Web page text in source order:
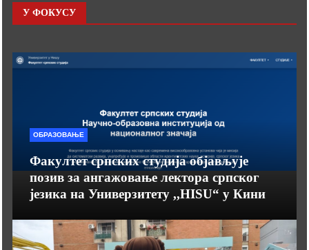
У ФОКУСУ
ОБРАЗОВАЊЕ
Факултет српских студија објављује
позив за ангажовање лектора српског
језика на Универзитету ,,HISU“ у Кини